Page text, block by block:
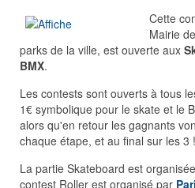
Cette
Mairie
parks de la ville, est ouverte aux
BMX.
Les contests sont ouverts à tous
1€ symbolique pour le skate et le
alors qu'en retour les gagnants
chaque étape, et au final sur les 3 !
La partie Skateboard est
contest Roller est organisé par